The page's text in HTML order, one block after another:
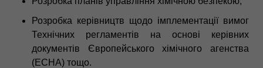
Розробка керівництв щодо імплементації вимог
Технічних регламентів на основі керівних
документів Європейського хімічного агенства
(ECHA) тощо.